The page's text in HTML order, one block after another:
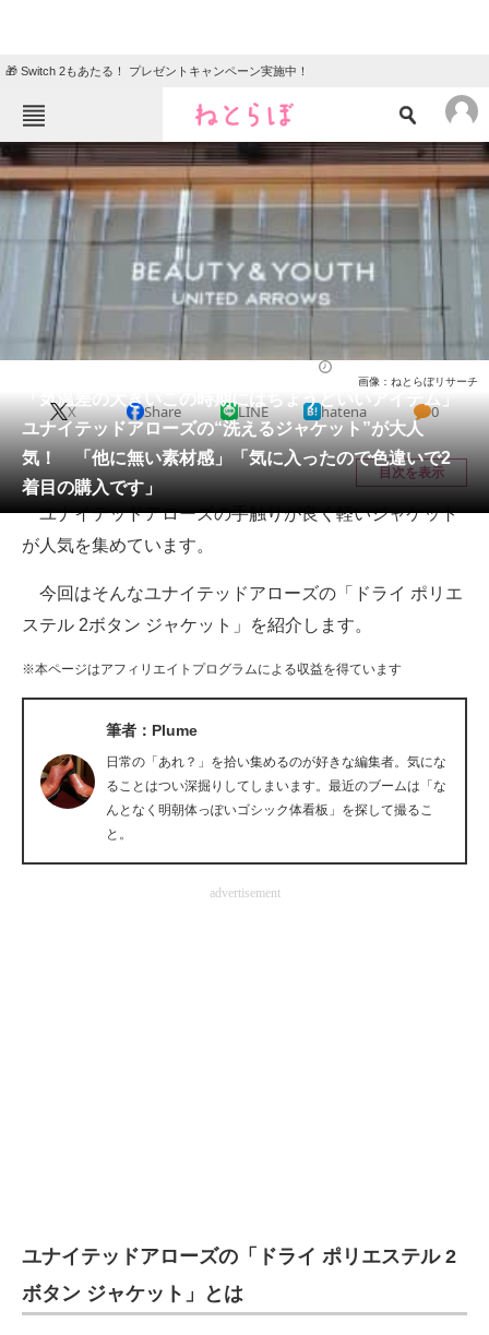
🎁 Switch 2もあたる！ プレゼントキャンペーン実施中！
ねとらぼメニュー
TOP ニュース
エンタメ
地域
住まい 教育・育児
メディア
注目記事を集めた総合ページ
ITの今と未来を見通す
スマホと通信の最新トレンド
進化するPCとデバイスの未来
好きが集まる 比べて選べる
ビジネスと働き方のヒント
AI活用のいまが分かる
企業ITのトレンドを詳説
経営リーダーのコミュニティ
エネルギーの専門メディア
「気温差の大きいこの時期にはちょうどいいアイテム」
ユナイテッドアローズの“洗えるジャケット”が大人
気！ 「他に無い素材感」「気に入ったので色違いで2
着目の購入です」
画像：ねとらぼリサーチ
X Share LINE hatena 0
目次を表示
ユナイテッドアローズの手触りが良く軽いジャケット
が人気を集めています。
今回はそんなユナイテッドアローズの「ドライ ポリエ
ステル 2ボタン ジャケット」を紹介します。
※本ページはアフィリエイトプログラムによる収益を得ています
筆者：Plume
日常の「あれ？」を拾い集めるのが好きな編集者。気にな
ることはつい深掘りしてしまいます。最近のブームは「な
んとなく明朝体っぽいゴシック体看板」を探して撮るこ
と。
advertisement
ユナイテッドアローズの「ドライ ポリエステル 2
ボタン ジャケット」とは